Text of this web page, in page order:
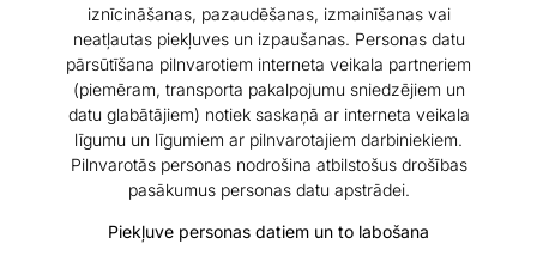
iznīcināšanas, pazaudēšanas, izmainīšanas vai
neatļautas piekļuves un izpaušanas. Personas datu
pārsūtīšana pilnvarotiem interneta veikala partneriem
(piemēram, transporta pakalpojumu sniedzējiem un
datu glabātājiem) notiek saskaņā ar interneta veikala
līgumu un līgumiem ar pilnvarotajiem darbiniekiem.
Pilnvarotās personas nodrošina atbilstošus drošības
pasākumus personas datu apstrādei.
Piekļuve personas datiem un to labošana